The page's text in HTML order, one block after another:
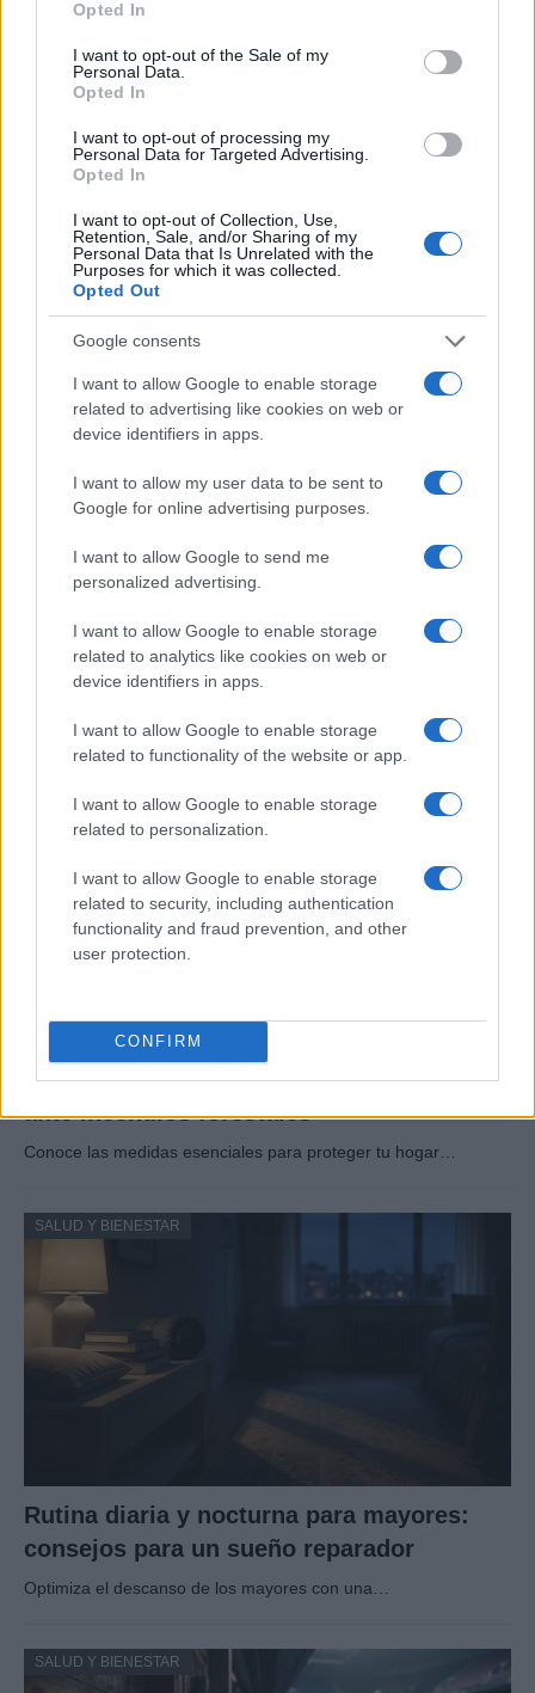
use your data for below specified purposes in below Google
consent section.
Opted In
I want to opt-out of the Sale of my
Personal Data.
Opted In
I want to opt-out of processing my
Personal Data for Targeted Advertising.
Opted In
I want to opt-out of Collection, Use,
Retention, Sale, and/or Sharing of my
Personal Data that Is Unrelated with the
Purposes for which it was collected.
Opted Out
Google consents
I want to allow Google to enable storage
related to advertising like cookies on web or
device identifiers in apps.
I want to allow my user data to be sent to
Google for online advertising purposes.
I want to allow Google to send me
personalized advertising.
I want to allow Google to enable storage
related to analytics like cookies on web or
device identifiers in apps.
I want to allow Google to enable storage
related to functionality of the website or app.
I want to allow Google to enable storage
related to personalization.
I want to allow Google to enable storage
related to security, including authentication
functionality and fraud prevention, and other
user protection.
CONFIRM
Crianza tradicional para una infancia más
autónoma
La crianza cotidiana se construye mediante decisiones
pequeñas…
SALUD Y BIENESTAR
Guía para delegar tareas y evitar la
sobrecarga emocional
Guía completa para preparar tu vivienda
ante incendios forestales
Conoce las medidas esenciales para proteger tu hogar…
SALUD Y BIENESTAR
Rutina diaria y nocturna para mayores:
consejos para un sueño reparador
Optimiza el descanso de los mayores con una…
SALUD Y BIENESTAR